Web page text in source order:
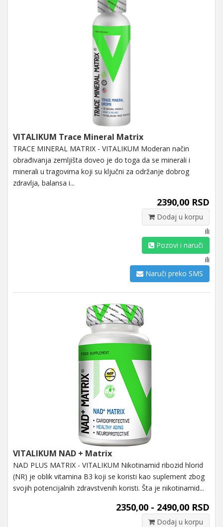
VITALIKUM Trace Mineral Matrix
TRACE MINERAL MATRIX - VITALIKUM Moderan način
obrađivanja zemljišta doveo je do toga da se minerali i
minerali u tragovima koji su ključni za održanje dobrog
zdravlja, balansa i...
2390,00 RSD
Dodaj u korpu
ili
Pozovi i naruči
ili
Naruči preko SMS
VITALIKUM NAD + Matrix
NAD PLUS MATRIX - VITALIKUM Nikotinamid ribozid hlorid
(NR) je oblik vitamina B3 koji se koristi kao suplement zbog
svojih potencijalnih zdravstvenih koristi. Šta je nikotinamid...
2350,00 - 2490,00 RSD
Dodaj u korpu